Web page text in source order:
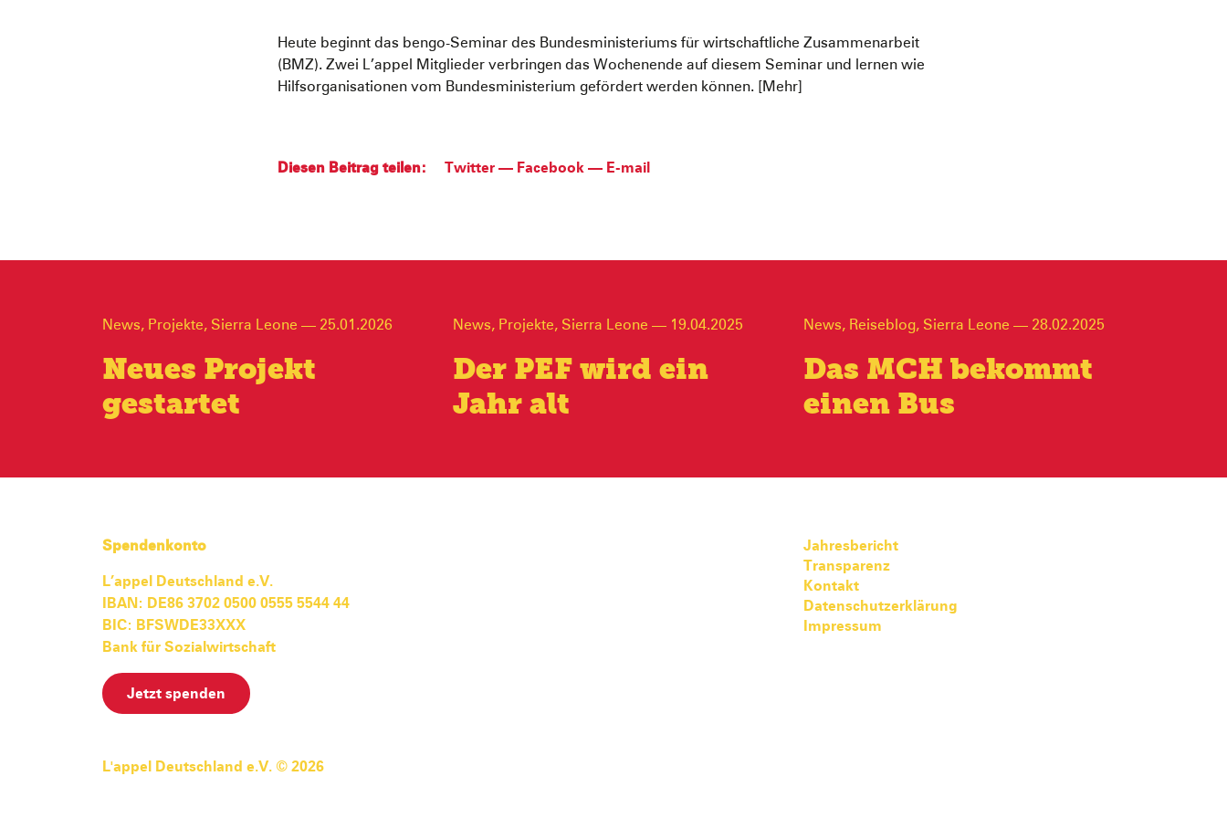
Heute beginnt das bengo-Seminar des Bundesministeriums für wirtschaftliche Zusammenarbeit
(BMZ). Zwei L’appel Mitglieder verbringen das Wochenende auf diesem Seminar und lernen wie
Hilfsorganisationen vom Bundesministerium gefördert werden können. [Mehr]
Diesen Beitrag teilen: Twitter — Facebook — E-mail
News, Projekte, Sierra Leone — 25.01.2026
Neues Projekt
gestartet
News, Projekte, Sierra Leone — 19.04.2025
Der PEF wird ein
Jahr alt
News, Reiseblog, Sierra Leone — 28.02.2025
Das MCH bekommt
einen Bus
Spendenkonto
L’appel Deutschland e.V.
IBAN: DE86 3702 0500 0555 5544 44
BIC: BFSWDE33XXX
Bank für Sozialwirtschaft
Jetzt spenden
Jahresbericht
Transparenz
Kontakt
Datenschutzerklärung
Impressum
L'appel Deutschland e.V. © 2026